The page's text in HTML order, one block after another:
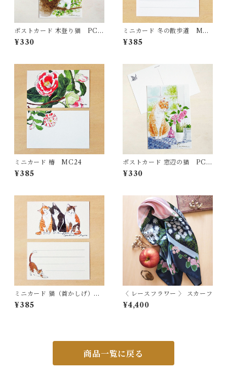
ポストカード 木登り猫 PC4
0
¥330
ミニカード 冬の散歩道 MC3
6
¥385
ミニカード 椿 MC24
¥385
ポストカード 窓辺の猫 PC4
1
¥330
ミニカード 猫（首かしげ）
MC29
¥385
〈 レースフラワー 〉 スカーフ
¥4,400
商品一覧に戻る